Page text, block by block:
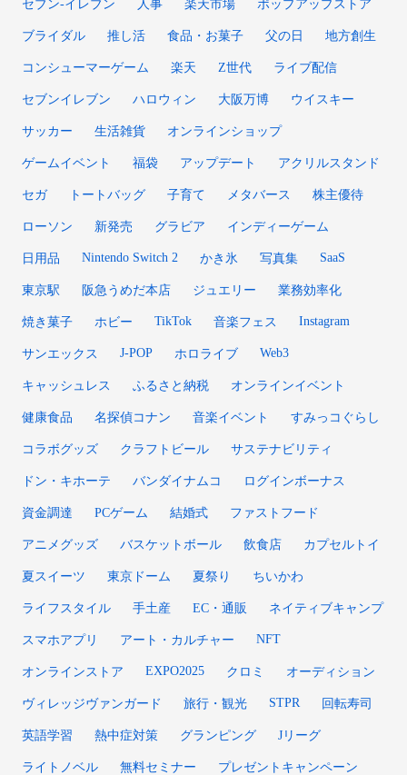
セブン‐イレブン 人事 楽天市場 ポップアップストア
ブライダル 推し活 食品・お菓子 父の日 地方創生
コンシューマーゲーム 楽天 Z世代 ライブ配信
セブンイレブン ハロウィン 大阪万博 ウイスキー
サッカー 生活雑貨 オンラインショップ
ゲームイベント 福袋 アップデート アクリルスタンド
セガ トートバッグ 子育て メタバース 株主優待
ローソン 新発売 グラビア インディーゲーム
日用品 Nintendo Switch 2 かき氷 写真集 SaaS
東京駅 阪急うめだ本店 ジュエリー 業務効率化
焼き菓子 ホビー TikTok 音楽フェス Instagram
サンエックス J-POP ホロライブ Web3
キャッシュレス ふるさと納税 オンラインイベント
健康食品 名探偵コナン 音楽イベント すみっコぐらし
コラボグッズ クラフトビール サステナビリティ
ドン・キホーテ バンダイナムコ ログインボーナス
資金調達 PCゲーム 結婚式 ファストフード
アニメグッズ バスケットボール 飲食店 カプセルトイ
夏スイーツ 東京ドーム 夏祭り ちいかわ
ライフスタイル 手土産 EC・通販 ネイティブキャンプ
スマホアプリ アート・カルチャー NFT
オンラインストア EXPO2025 クロミ オーディション
ヴィレッジヴァンガード 旅行・観光 STPR 回転寿司
英語学習 熱中症対策 グランピング Jリーグ
ライトノベル 無料セミナー プレゼントキャンペーン